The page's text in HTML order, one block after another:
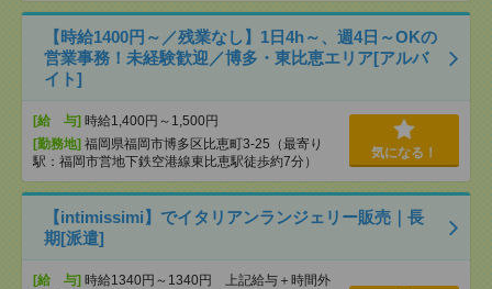
【時給1400円～／残業なし】1日4h～、週4日～OKの
営業事務！未経験歓迎／博多・東比恵エリア[アルバ
イト]
[給 与] 時給1,400円～1,500円
[勤務地] 福岡県福岡市博多区比恵町3-25（最寄り
駅：福岡市営地下鉄空港線東比恵駅徒歩約7分）
気になる！
【intimissimi】でイタリアンランジェリー販売｜長
期[派遣]
[給 与] 時給1340円～1340円 上記給与＋時間外